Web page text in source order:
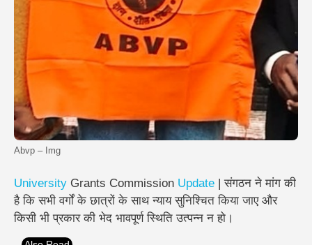
Abvp – Img
University Grants Commission Update | संगठन ने मांग की
है कि सभी वर्गों के छात्रों के साथ न्याय सुनिश्चित किया जाए और
किसी भी प्रकार की भेद भावपूर्ण स्थिति उत्पन्न न हो।